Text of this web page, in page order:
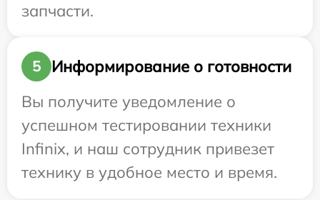
запчасти.
5
Информирование о готовности
Вы получите уведомление о
успешном тестировании техники
Infinix, и наш сотрудник привезет
технику в удобное место и время.